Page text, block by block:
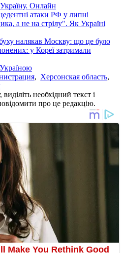
Онлайн
атаки РФ у липні
а не на стрілу". Як Україні
налякав Москву: що це було
у Кореї затримали
Україною
, Херсонская область,
необхідний текст і
про це редакцію.